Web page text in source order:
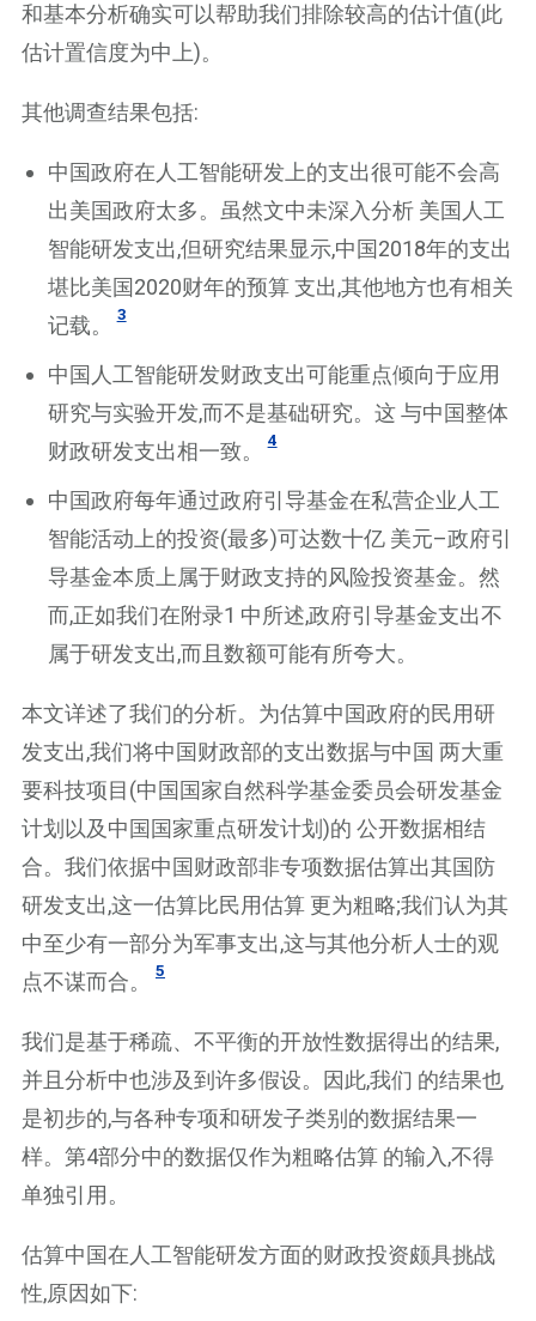
和基本分析确实可以帮助我们排除较高的估计值(此
估计置信度为中上)。
其他调查结果包括:
中国政府在人工智能研发上的支出很可能不会高
出美国政府太多。虽然文中未深入分析 美国人工
智能研发支出,但研究结果显示,中国2018年的支出
堪比美国2020财年的预算 支出,其他地方也有相关
记载。
3
中国人工智能研发财政支出可能重点倾向于应用
研究与实验开发,而不是基础研究。这 与中国整体
财政研发支出相一致。
4
中国政府每年通过政府引导基金在私营企业人工
智能活动上的投资(最多)可达数十亿 美元–政府引
导基金本质上属于财政支持的风险投资基金。然
而,正如我们在附录1 中所述,政府引导基金支出不
属于研发支出,而且数额可能有所夸大。
本文详述了我们的分析。为估算中国政府的民用研
发支出,我们将中国财政部的支出数据与中国 两大重
要科技项目(中国国家自然科学基金委员会研发基金
计划以及中国国家重点研发计划)的 公开数据相结
合。我们依据中国财政部非专项数据估算出其国防
研发支出,这一估算比民用估算 更为粗略;我们认为其
中至少有一部分为军事支出,这与其他分析人士的观
点不谋而合。
5
我们是基于稀疏、不平衡的开放性数据得出的结果,
并且分析中也涉及到许多假设。因此,我们 的结果也
是初步的,与各种专项和研发子类别的数据结果一
样。第4部分中的数据仅作为粗略估算 的输入,不得
单独引用。
估算中国在人工智能研发方面的财政投资颇具挑战
性,原因如下: